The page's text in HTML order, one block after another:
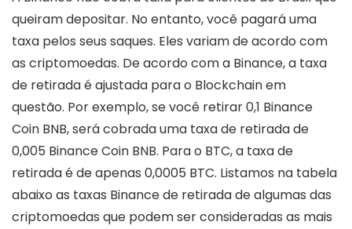
queiram depositar. No entanto, você pagará uma
taxa pelos seus saques. Eles variam de acordo com
as criptomoedas. De acordo com a Binance, a taxa
de retirada é ajustada para o Blockchain em
questão. Por exemplo, se você retirar 0,1 Binance
Coin BNB, será cobrada uma taxa de retirada de
0,005 Binance Coin BNB. Para o BTC, a taxa de
retirada é de apenas 0,0005 BTC. Listamos na tabela
abaixo as taxas Binance de retirada de algumas das
criptomoedas que podem ser consideradas as mais